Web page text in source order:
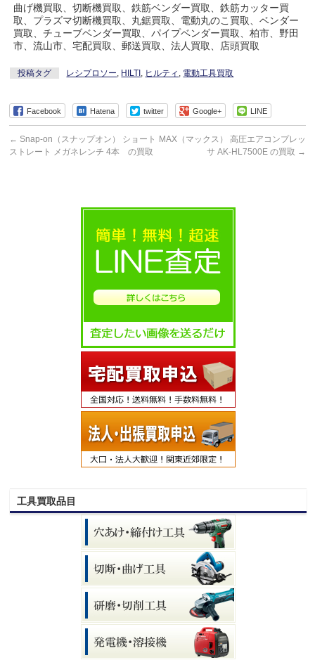
曲げ機買取、切断機買取、鉄筋ベンダー買取、鉄筋カッター買
取、プラズマ切断機買取、丸鋸買取、電動丸のこ買取、ベンダー
買取、チューブベンダー買取、パイプベンダー買取、柏市、野田
市、流山市、宅配買取、郵送買取、法人買取、店頭買取
投稿タグ レシプロソー, HILTI , ヒルティ , 電動工具買取
Facebook Hatena twitter Google+ LINE
← Snap-on（スナップオン） ショート
ストレート メガネレンチ 4本 の買取
MAX（マックス） 高圧エアコンプレッ
サ AK-HL7500E の買取 →
工具買取品目